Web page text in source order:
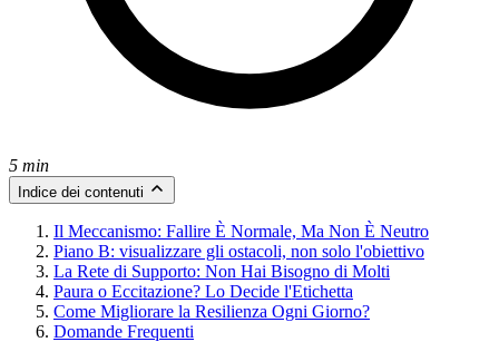
5 min
Indice dei contenuti
Il Meccanismo: Fallire È Normale, Ma Non È Neutro
Piano B: visualizzare gli ostacoli, non solo l'obiettivo
La Rete di Supporto: Non Hai Bisogno di Molti
Paura o Eccitazione? Lo Decide l'Etichetta
Come Migliorare la Resilienza Ogni Giorno?
Domande Frequenti